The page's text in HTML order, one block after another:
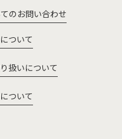
のお問い合わせ
ついて
扱いについて
ついて